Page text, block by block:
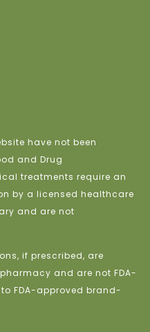
have not been
and Drug
treatments require an
by a licensed healthcare
and are not
if prescribed, are
and are not FDA-
FDA-approved brand-